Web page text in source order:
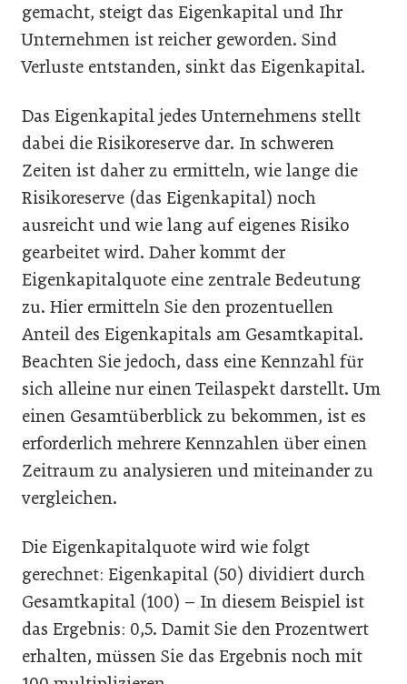
gemacht, steigt das Eigenkapital und Ihr
Unternehmen ist reicher geworden. Sind
Verluste entstanden, sinkt das Eigenkapital.
Das Eigenkapital jedes Unternehmens stellt
dabei die Risikoreserve dar. In schweren
Zeiten ist daher zu ermitteln, wie lange die
Risikoreserve (das Eigenkapital) noch
ausreicht und wie lang auf eigenes Risiko
gearbeitet wird. Daher kommt der
Eigenkapitalquote eine zentrale Bedeutung
zu. Hier ermitteln Sie den prozentuellen
Anteil des Eigenkapitals am Gesamtkapital.
Beachten Sie jedoch, dass eine Kennzahl für
sich alleine nur einen Teilaspekt darstellt. Um
einen Gesamtüberblick zu bekommen, ist es
erforderlich mehrere Kennzahlen über einen
Zeitraum zu analysieren und miteinander zu
vergleichen.
Die Eigenkapitalquote wird wie folgt
gerechnet: Eigenkapital (50) dividiert durch
Gesamtkapital (100) – In diesem Beispiel ist
das Ergebnis: 0,5. Damit Sie den Prozentwert
erhalten, müssen Sie das Ergebnis noch mit